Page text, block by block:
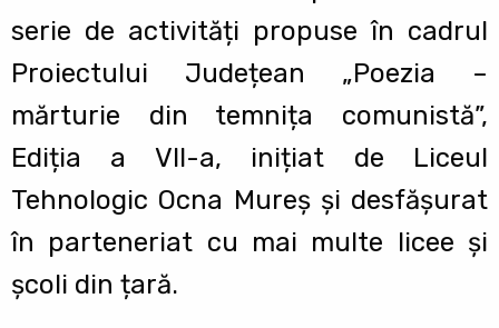
serie de activități propuse în cadrul
Proiectului Județean „Poezia –
mărturie din temnița comunistă”,
Ediția a VII-a, inițiat de Liceul
Tehnologic Ocna Mureș și desfășurat
în parteneriat cu mai multe licee și
școli din țară.